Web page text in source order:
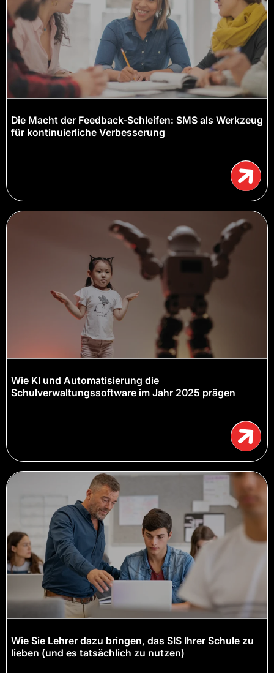
Die Macht der Feedback-Schleifen: SMS als Werkzeug
für kontinuierliche Verbesserung
Wie KI und Automatisierung die
Schulverwaltungssoftware im Jahr 2025 prägen
Wie Sie Lehrer dazu bringen, das SIS Ihrer Schule zu
lieben (und es tatsächlich zu nutzen)